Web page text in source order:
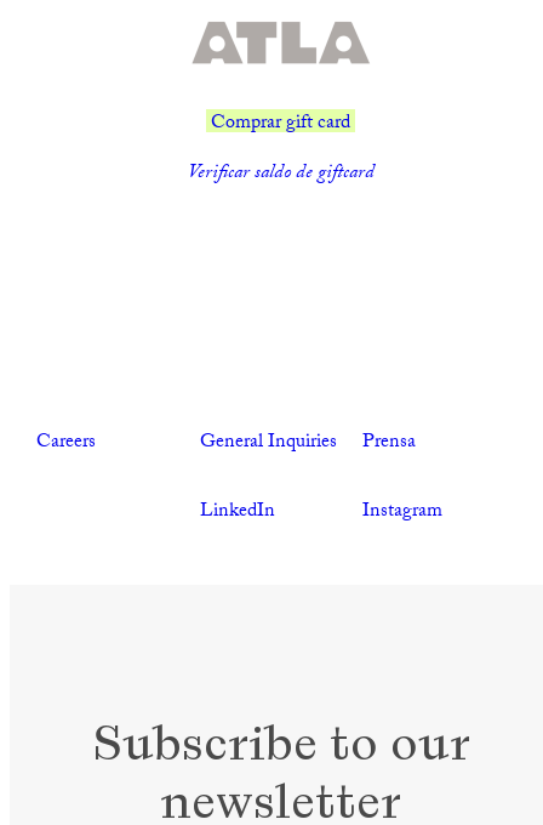
Comprar gift card
Verificar saldo de giftcard
Careers General Inquiries Prensa
LinkedIn Instagram
Subscribe to our
newsletter